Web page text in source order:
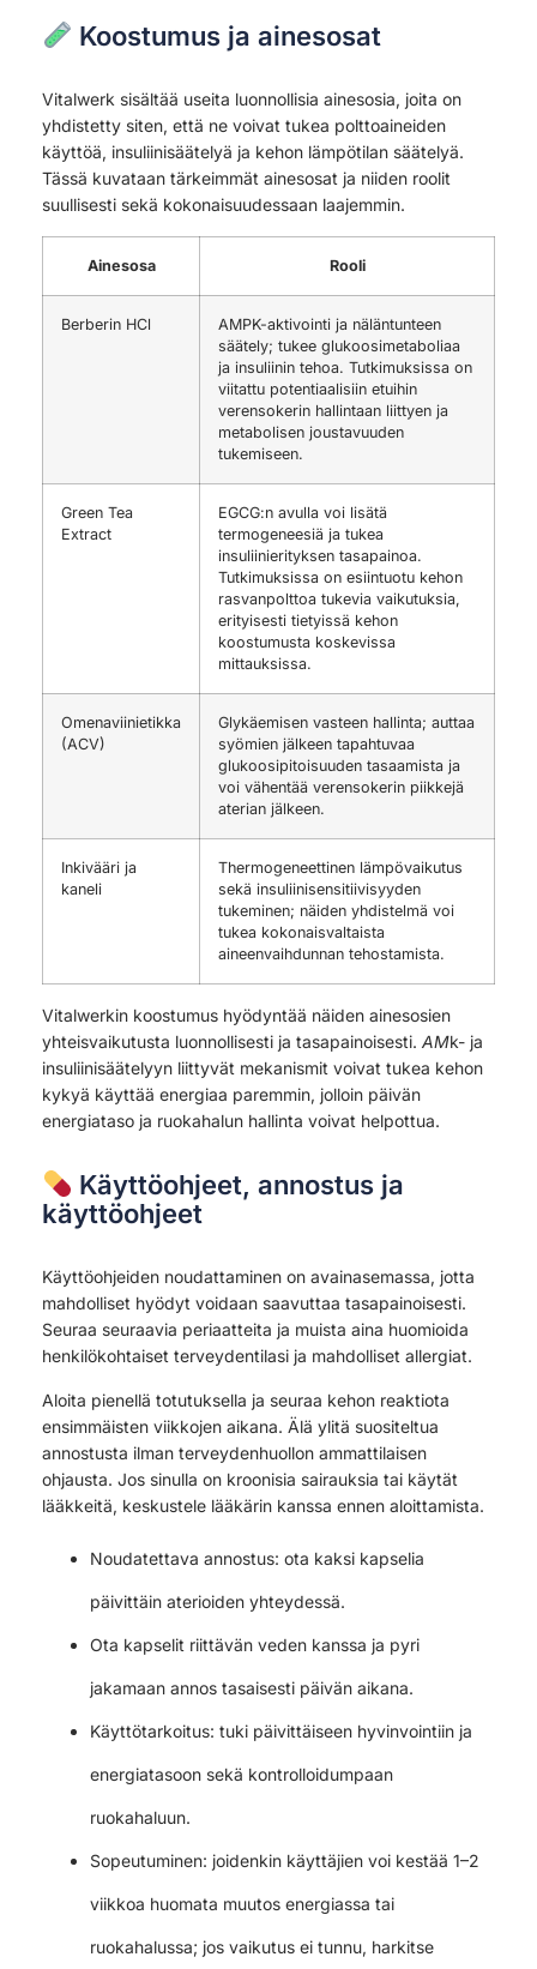
Koostumus ja ainesosat
Vitalwerk sisältää useita luonnollisia ainesosia, joita on
yhdistetty siten, että ne voivat tukea polttoaineiden
käyttöä, insuliinisäätelyä ja kehon lämpötilan säätelyä.
Tässä kuvataan tärkeimmät ainesosat ja niiden roolit
suullisesti sekä kokonaisuudessaan laajemmin.
Ainesosa Rooli
Berberin HCl
AMPK-aktivointi ja näläntunteen
säätely; tukee glukoosimetaboliaa
ja insuliinin tehoa. Tutkimuksissa on
viitattu potentiaalisiin etuihin
verensokerin hallintaan liittyen ja
metabolisen joustavuuden
tukemiseen.
Green Tea
Extract
EGCG:n avulla voi lisätä
termogeneesiä ja tukea
insuliinierityksen tasapainoa.
Tutkimuksissa on esiintuotu kehon
rasvanpolttoa tukevia vaikutuksia,
erityisesti tietyissä kehon
koostumusta koskevissa
mittauksissa.
Omenaviinietikka
(ACV)
Glykäemisen vasteen hallinta; auttaa
syömien jälkeen tapahtuvaa
glukoosipitoisuuden tasaamista ja
voi vähentää verensokerin piikkejä
aterian jälkeen.
Inkivääri ja
kaneli
Thermogeneettinen lämpövaikutus
sekä insuliinisensitiivisyyden
tukeminen; näiden yhdistelmä voi
tukea kokonaisvaltaista
aineenvaihdunnan tehostamista.
Vitalwerkin koostumus hyödyntää näiden ainesosien
yhteisvaikutusta luonnollisesti ja tasapainoisesti. AMk- ja
insuliinisäätelyyn liittyvät mekanismit voivat tukea kehon
kykyä käyttää energiaa paremmin, jolloin päivän
energiataso ja ruokahalun hallinta voivat helpottua.
Käyttöohjeet, annostus ja
käyttöohjeet
Käyttöohjeiden noudattaminen on avainasemassa, jotta
mahdolliset hyödyt voidaan saavuttaa tasapainoisesti.
Seuraa seuraavia periaatteita ja muista aina huomioida
henkilökohtaiset terveydentilasi ja mahdolliset allergiat.
Aloita pienellä totutuksella ja seuraa kehon reaktiota
ensimmäisten viikkojen aikana. Älä ylitä suositeltua
annostusta ilman terveydenhuollon ammattilaisen
ohjausta. Jos sinulla on kroonisia sairauksia tai käytät
lääkkeitä, keskustele lääkärin kanssa ennen aloittamista.
Noudatettava annostus: ota kaksi kapselia
päivittäin aterioiden yhteydessä.
Ota kapselit riittävän veden kanssa ja pyri
jakamaan annos tasaisesti päivän aikana.
Käyttötarkoitus: tuki päivittäiseen hyvinvointiin ja
energiatasoon sekä kontrolloidumpaan
ruokahaluun.
Sopeutuminen: joidenkin käyttäjien voi kestää 1–2
viikkoa huomata muutos energiassa tai
ruokahalussa; jos vaikutus ei tunnu, harkitse